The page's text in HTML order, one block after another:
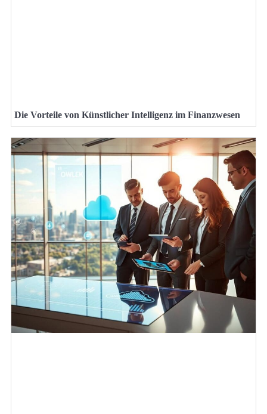
Die Vorteile von Künstlicher Intelligenz im Finanzwesen